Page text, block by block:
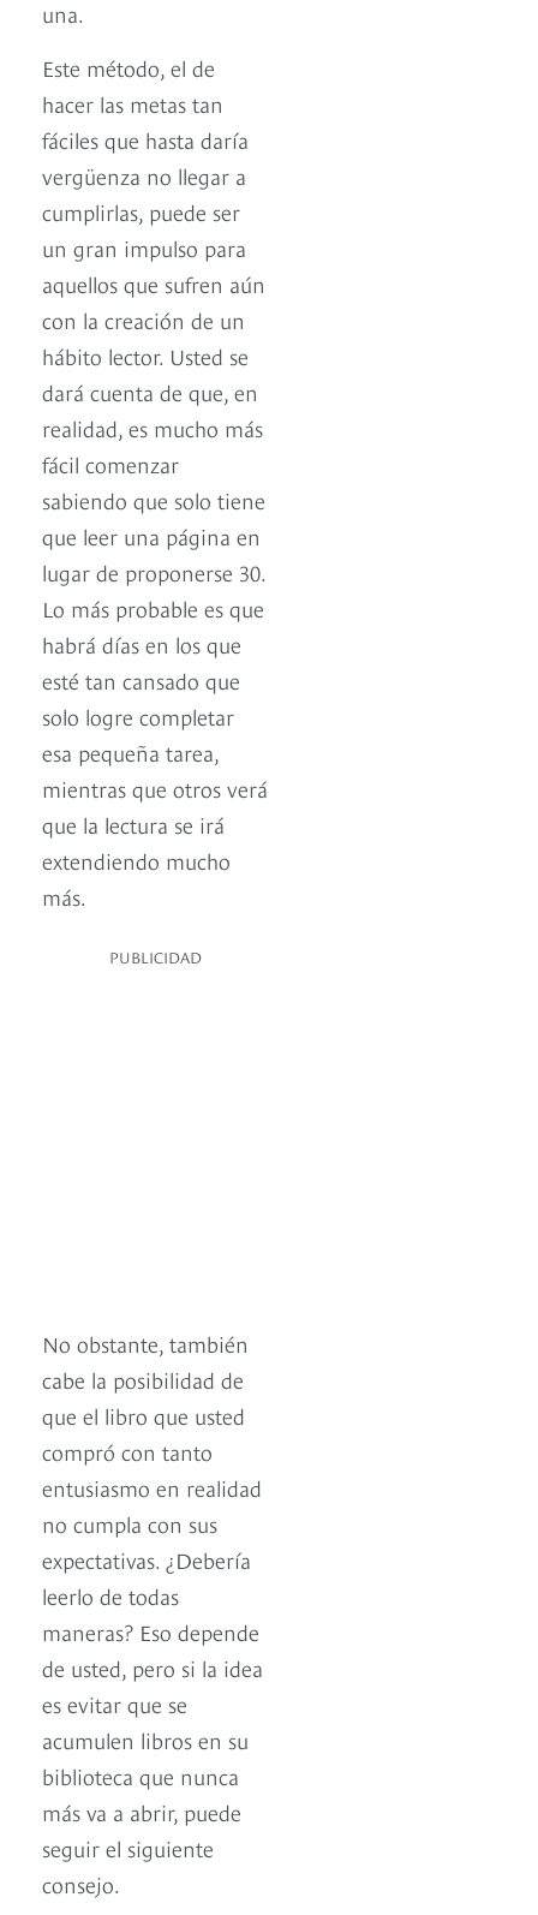
una.
Este método, el de
hacer las metas tan
fáciles que hasta daría
vergüenza no llegar a
cumplirlas, puede ser
un gran impulso para
aquellos que sufren aún
con la creación de un
hábito lector. Usted se
dará cuenta de que, en
realidad, es mucho más
fácil comenzar
sabiendo que solo tiene
que leer una página en
lugar de proponerse 30.
Lo más probable es que
habrá días en los que
esté tan cansado que
solo logre completar
esa pequeña tarea,
mientras que otros verá
que la lectura se irá
extendiendo mucho
más.
PUBLICIDAD
No obstante, también
cabe la posibilidad de
que el libro que usted
compró con tanto
entusiasmo en realidad
no cumpla con sus
expectativas. ¿Debería
leerlo de todas
maneras? Eso depende
de usted, pero si la idea
es evitar que se
acumulen libros en su
biblioteca que nunca
más va a abrir, puede
seguir el siguiente
consejo.